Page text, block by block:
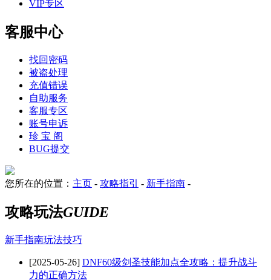
VIP专区
客服中心
找回密码
被盗处理
充值错误
自助服务
客服专区
账号申诉
珍 宝 阁
BUG提交
您所在的位置： 主页 - 攻略指引 - 新手指南 -
攻略玩法GUIDE
新手指南玩法技巧
[2025-05-26] DNF60级剑圣技能加点全攻略：提升战斗
力的正确方法